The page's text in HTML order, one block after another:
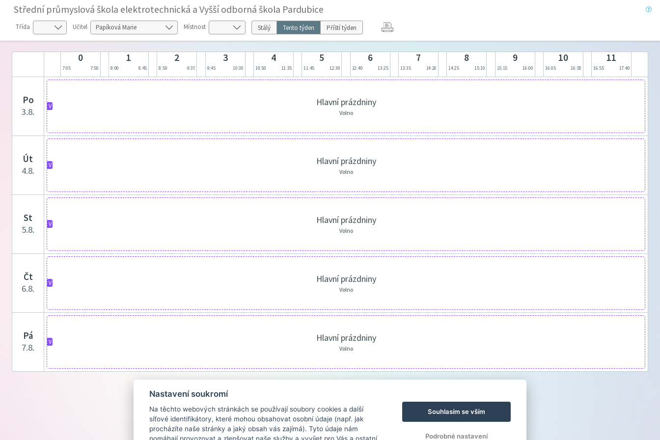
Střední průmyslová škola elektrotechnická a Vyšší odborná škola Pardubice
Třída Učitel Místnost Stálý Tento týden Příští týden
0
7:05 7:50
1
8:00 8:45
2
8:50 9:35
3
9:45 10:30
4
10:50 11:35
5
11:45 12:30
6
12:40 13:25
7
13:35 14:20
8
14:25 15:10
9
15:15 16:00
10
16:05 16:50
11
16:55 17:40
po
3.8.
V Hlavní prázdniny
Volno
út
4.8.
V Hlavní prázdniny
Volno
st
5.8.
V Hlavní prázdniny
Volno
čt
6.8.
V Hlavní prázdniny
Volno
pá
7.8.
V Hlavní prázdniny
Volno
Nastavení soukromí
Na těchto webových stránkách se používají soubory cookies a další
síťové identifikátory, které mohou obsahovat osobní údaje (např. jak
procházíte naše stránky a jaký obsah vás zajímá). Tyto údaje nám
Souhlasím se vším
Podrobné nastavení